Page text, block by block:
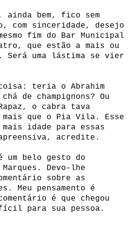
ainda bem, fico sem
com sinceridade, desejo
fim do Bar Municipal
que estão a mais ou
Será uma lástima se vier
coisa: teria o Abrahim
de champignons? Ou
o cabra tava
mais que o Pia Vila. Esse
idade para essas
acredite.
belo gesto do
Devo-lhe
sobre as
Meu pensamento é
é que chegou
para sua pessoa.